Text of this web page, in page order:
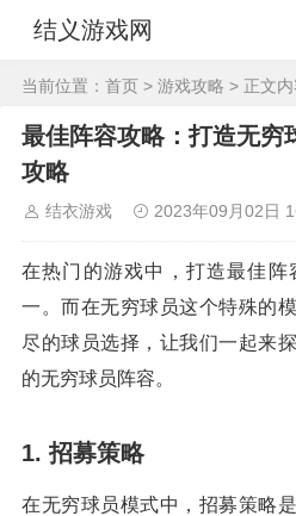
结义游戏网
当前位置： 首页 > 游戏攻略 > 正文内
最佳阵容攻略：打造无穷
攻略
结衣游戏 2023年09月02日
在热门的游戏中，打造最佳阵
一。而在无穷球员这个特殊的
尽的球员选择，让我们一起来
的无穷球员阵容。
1. 招募策略
在无穷球员模式中，招募策略